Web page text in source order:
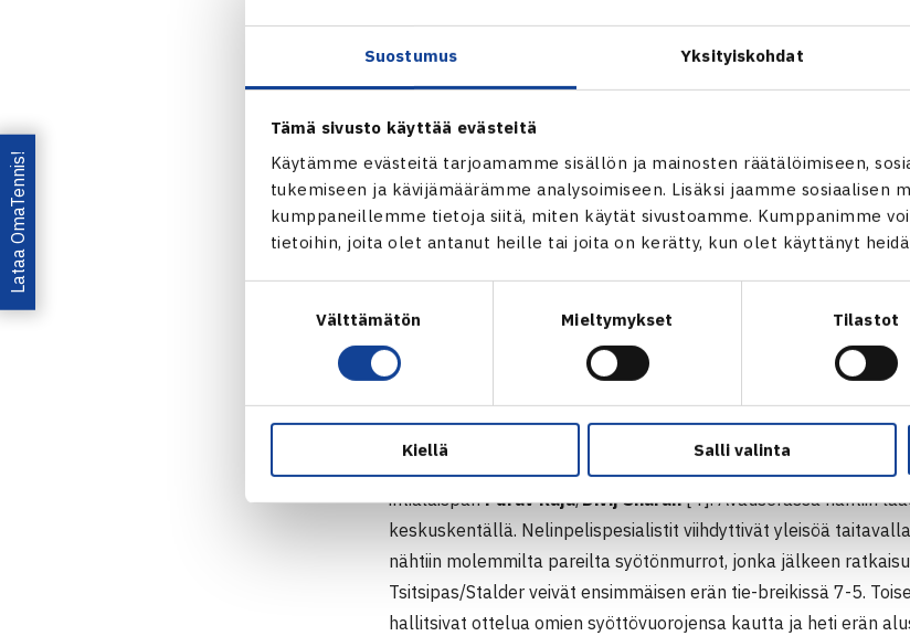
Suostumus Yksityiskohdat
Tämä sivusto käyttää evästeitä
Käytämme evästeitä tarjoamamme sisällön ja mainosten räätälöimiseen,
tukemiseen ja kävijämäärämme analysoimiseen. Lisäksi jaamme sosiaalisen
kumppaneillemme tietoja siitä, miten käytät sivustoamme. Kumppanimme
tietoihin, joita olet antanut heille tai joita on kerätty, kun olet käyttänyt
Välttämätön Mieltymykset Tilastot
Kiellä Salli valinta
Toisessa välierässä kohtasivat viidenneksi sijoitettuTomas
Machac jatkoi turnauksessa erinomaisessa vireessä. Heti
johtoon eikä nostanut jalkaa kaasupolkimelta missään
ainoastaan alle puoli tuntia. Toisessa erässä jatkui tsekkiläisen
turhautua omaan esitykseensä. Lopulta 22-vuotias Machac
6-1, 6-2. Tsekkiläinen on voittanut tänä vuonna yhteensä kaksi
ATP CHALLENGER | HPP OPEN
Raja/Sharan nelinpelin turnausvoittoon
Nelinpelin loppuottelussa kohtasivatPetros Tsitsipas/Reese
intialaispariPurav Raja/Divij Sharan[4]. Avauserässä nähtiin
keskuskentällä. Nelinpelispesialistit viihdyttivät yleisöä
nähtiin molemmilta pareilta syötönmurrot, jonka jälkeen
Tsitsipas/Stalder veivät ensimmäisen erän tie-breikissä 7-5.
hallitsivat ottelua omien syöttövuorojensa kautta ja heti erän
Lataa OmaTennis!